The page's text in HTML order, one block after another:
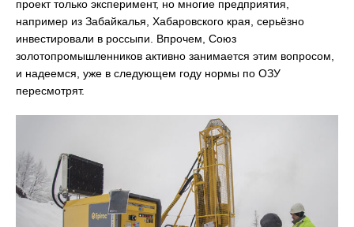
проект только эксперимент, но многие предприятия,
например из Забайкалья, Хабаровского края, серьёзно
инвестировали в россыпи. Впрочем, Союз
золотопромышленников активно занимается этим вопросом,
и надеемся, уже в следующем году нормы по ОЗУ
пересмотрят.